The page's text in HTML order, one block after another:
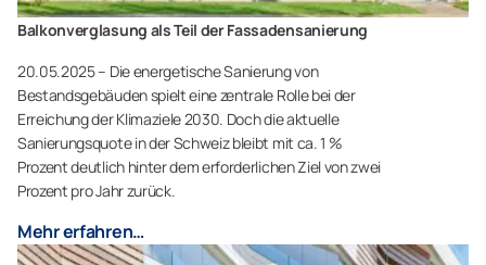
Balkonverglasung als Teil der Fassadensanierung
20.05.2025 – Die energetische Sanierung von
Bestandsgebäuden spielt eine zentrale Rolle bei der
Erreichung der Klimaziele 2030. Doch die aktuelle
Sanierungsquote in der Schweiz bleibt mit ca. 1 %
Prozent deutlich hinter dem erforderlichen Ziel von zwei
Prozent pro Jahr zurück.
Mehr erfahren…